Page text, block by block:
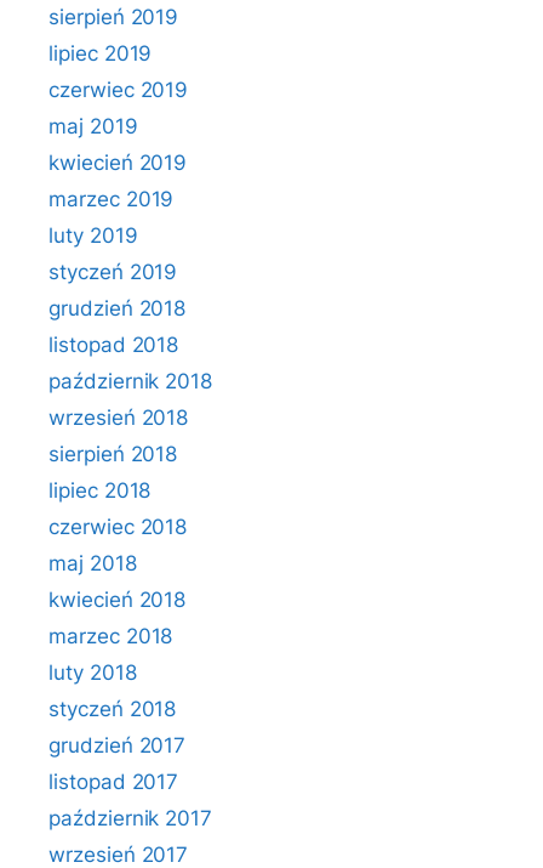
sierpień 2019
lipiec 2019
czerwiec 2019
maj 2019
kwiecień 2019
marzec 2019
luty 2019
styczeń 2019
grudzień 2018
listopad 2018
październik 2018
wrzesień 2018
sierpień 2018
lipiec 2018
czerwiec 2018
maj 2018
kwiecień 2018
marzec 2018
luty 2018
styczeń 2018
grudzień 2017
listopad 2017
październik 2017
wrzesień 2017